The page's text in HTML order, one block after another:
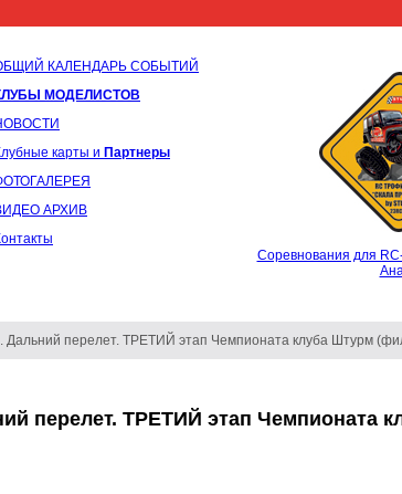
КАЛЕНДАРЬ СОБЫТИЙ
МОДЕЛИСТОВ
карты и Партнеры
АРХИВ
Соревнования для
Дальний перелет. ТРЕТИЙ этап Чемпионата клуба Штурм
перелет. ТРЕТИЙ этап Чемпионата